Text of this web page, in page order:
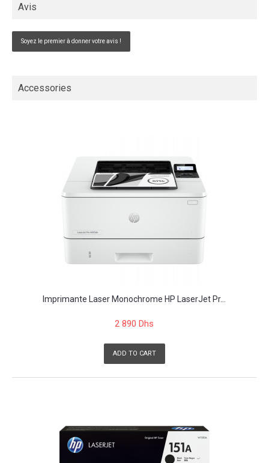
Avis
Soyez le premier à donner votre avis !
Accessories
Imprimante Laser Monochrome HP LaserJet Pr...
2 890 Dhs
ADD TO CART